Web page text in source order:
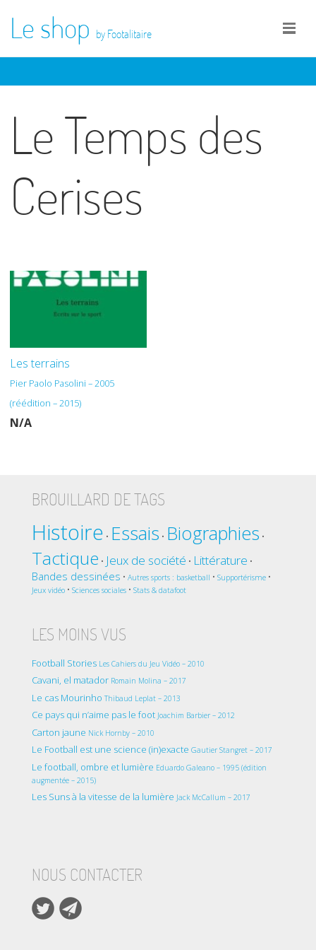
Le shop by Footalitaire
Le Temps des
Cerises
Les terrains
Pier Paolo Pasolini – 2005
(réédition – 2015)
N/A
BROUILLARD DE TAGS
Histoire • Essais • Biographies •
Tactique • Jeux de société • Littérature •
Bandes dessinées • Autres sports : basketball • Supportérisme•
Jeux vidéo• Sciences sociales• Stats & datafoot
LES MOINS VUS
Football Stories Les Cahiers du Jeu Vidéo – 2010
Cavani, el matador Romain Molina – 2017
Le cas Mourinho Thibaud Leplat – 2013
Ce pays qui n’aime pas le foot Joachim Barbier – 2012
Carton jaune Nick Hornby – 2010
Le Football est une science (in)exacte Gautier Stangret – 2017
Le football, ombre et lumière Eduardo Galeano – 1995 (édition
augmentée – 2015)
Les Suns à la vitesse de la lumière Jack McCallum – 2017
NOUS CONTACTER